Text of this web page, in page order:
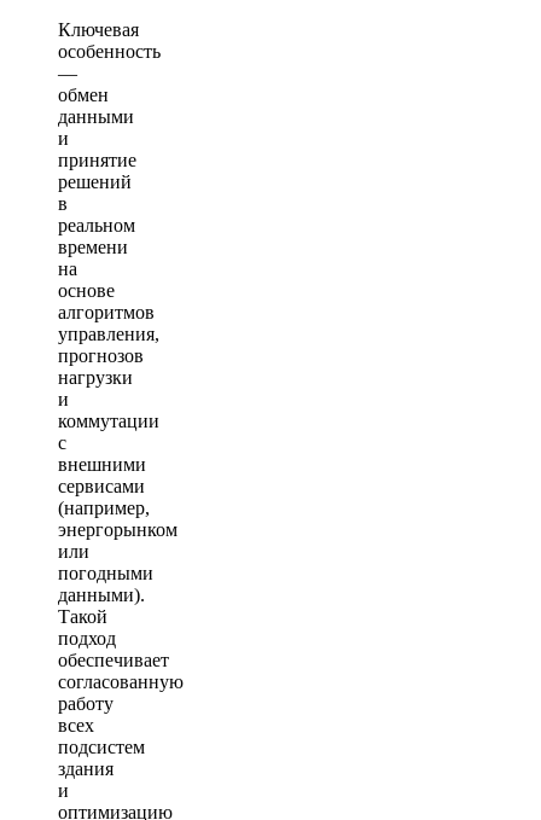
Ключевая
особенность
—
обмен
данными
и
принятие
решений
в
реальном
времени
на
основе
алгоритмов
управления,
прогнозов
нагрузки
и
коммутации
с
внешними
сервисами
(например,
энергорынком
или
погодными
данными).
Такой
подход
обеспечивает
согласованную
работу
всех
подсистем
здания
и
оптимизацию